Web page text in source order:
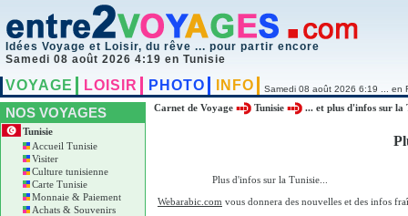
Idées Voyage et Loisir, du rêve ... pour partir encore
Samedi 08 août 2026 4:19 en Tunisie
VOYAGE LOISIR PHOTO INFO Samedi 08 août 2026 6:19 ... en
NOS VOYAGES
Tunisie
Accueil Tunisie
Visiter
Culture tunisienne
Carte Tunisie
Monnaie & Paiement
Achats & Souvenirs
Carnet de Voyage Tunisie ... et plus d'infos sur la
Plus d'infos sur la Tunisie...
Webarabic.com vous donnera des nouvelles et des infos